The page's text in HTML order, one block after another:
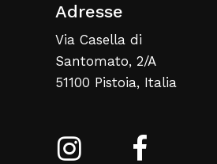
Adresse
Via Casella di
Santomato, 2/A
51100 Pistoia, Italia